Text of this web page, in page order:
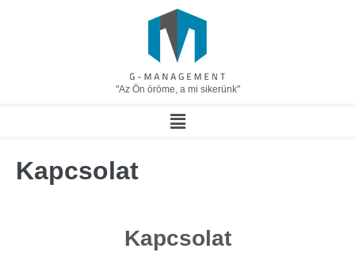
"Az Ön öröme, a mi sikerünk"
Kapcsolat
Kapcsolat